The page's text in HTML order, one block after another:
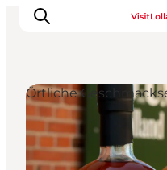
Natur und
Familienurlaub
Örtliche